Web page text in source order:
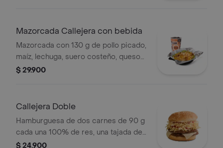
Mazorcada Callejera con bebida
Mazorcada con 130 g de pollo picado,
maíz, lechuga, suero costeño, queso
costeño, salsa BBQ, salsa Corral,
$ 29.900
Callejera Doble
Hamburguesa de dos carnes de 90 g
cada una 100% de res, una tajada de
queso tipo mozzarella, papas
$ 24.900